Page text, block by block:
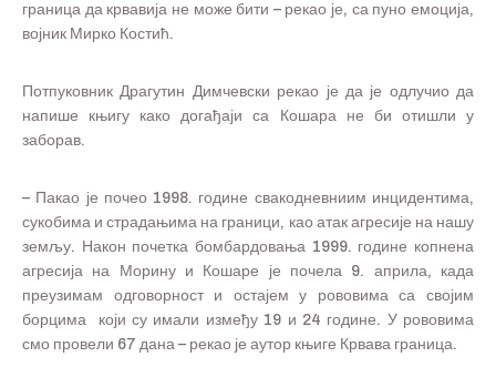
граница да крвавија не може бити – рекао је, са пуно емоција,
војник Мирко Костић.
Потпуковник Драгутин Димчевски рекао је да је одлучио да
напише књигу како догађаји са Кошара не би отишли у
заборав.
– Пакао је почео 1998. године свакодневниим инцидентима,
сукобима и страдањима на граници, као атак агресије на нашу
земљу. Након почетка бомбардовања 1999. године копнена
агресија на Морину и Кошаре је почела 9. априла, када
преузимам одговорност и остајем у рововима са својим
борцима који су имали између 19 и 24 године. У рововима
смо провели 67 дана – рекао је аутор књиге Крвава граница.